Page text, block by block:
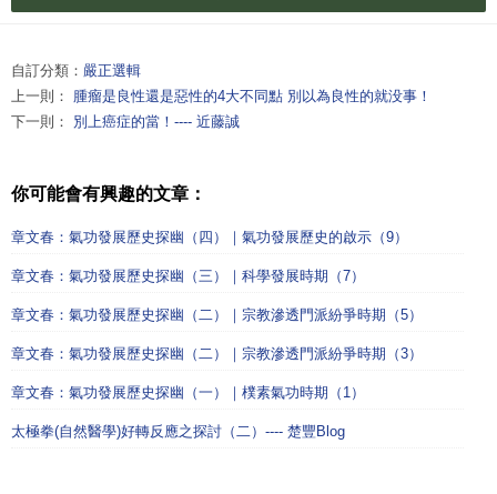
自訂分類： 嚴正選輯
上一則： 腫瘤是良性還是惡性的4大不同點 別以為良性的就没事！
下一則： 別上癌症的當！---- 近藤誠
你可能會有興趣的文章：
章文春：氣功發展歷史探幽（四）｜氣功發展歷史的啟示（9）
章文春：氣功發展歷史探幽（三）｜科學發展時期（7）
章文春：氣功發展歷史探幽（二）｜宗教滲透門派紛爭時期（5）
章文春：氣功發展歷史探幽（二）｜宗教滲透門派紛爭時期（3）
章文春：氣功發展歷史探幽（一）｜樸素氣功時期（1）
太極拳(自然醫學)好轉反應之探討（二）---- 楚豐Blog